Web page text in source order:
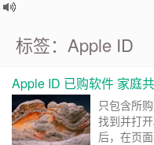
标签：Apple ID
Apple ID 已购软件 家庭
只包含所
找到并打
后，在页